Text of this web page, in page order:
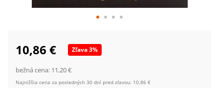
10,86 € Zľava3%
bežná cena: 11,20 €
Najnižšia cena za posledných 30 dní pred zľavou: 10,86 €